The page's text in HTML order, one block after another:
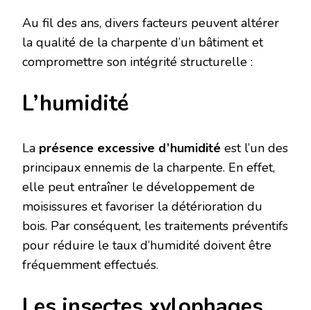
Au fil des ans, divers facteurs peuvent altérer
la qualité de la charpente d’un bâtiment et
compromettre son intégrité structurelle :
L’humidité
La présence excessive d’humidité est l’un des
principaux ennemis de la charpente. En effet,
elle peut entraîner le développement de
moisissures et favoriser la détérioration du
bois. Par conséquent, les traitements préventifs
pour réduire le taux d’humidité doivent être
fréquemment effectués.